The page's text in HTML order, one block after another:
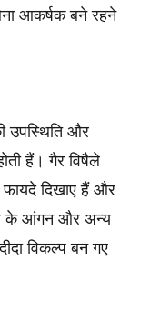
आकर्षक बने रहने
उपस्थिति और
हैं। गैर विषैले
दिखाए हैं और
के आंगन और अन्य
विकल्प बन गए